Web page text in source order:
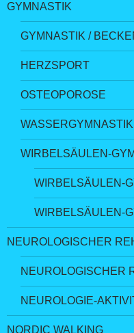
GYMNASTIK
GYMNASTIK /
HERZSPORT
OSTEOPOROSE
WIRBELSÄULEN-
WIRBELSÄULEN-
WIRBELSÄULEN-
NEUROLOGISCHER
NEUROLOGISCHER
NEUROLOGIE-
NORDIC WALKING